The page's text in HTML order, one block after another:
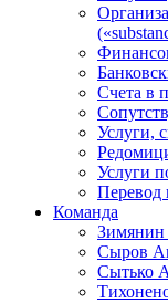
Счета в
Услуги,
Услуги
Перевод
Команда
Сыров
Сытько